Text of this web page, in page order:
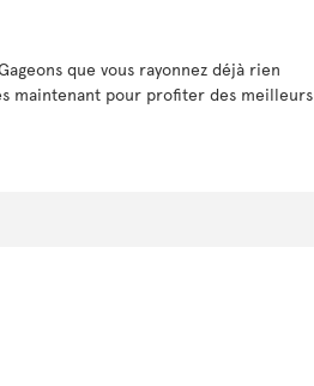
que vous rayonnez déjà rien
maintenant pour profiter des meilleurs